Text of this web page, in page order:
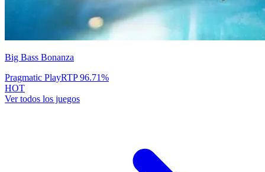
Big Bass Bonanza
Pragmatic PlayRTP96.71%
HOT
Ver todos los juegos